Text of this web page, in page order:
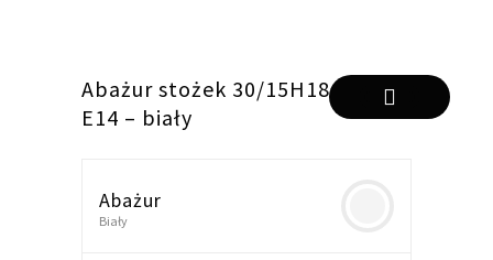
Abażur stożek 30/15H18
E14 – biały
Abażur
Biały